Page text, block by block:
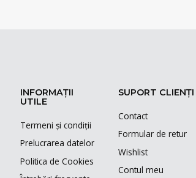
INFORMAȚII
UTILE
Termeni și condiții
Prelucrarea datelor
Politica de Cookies
SUPORT CLIENȚI
Contact
Formular de retur
Wishlist
Contul meu